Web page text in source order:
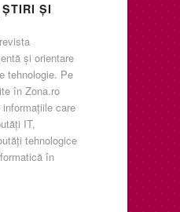
ŞI
şi orientare
tehnologie. Pe
în Zona.ro
care
IT,
tehnologice
în